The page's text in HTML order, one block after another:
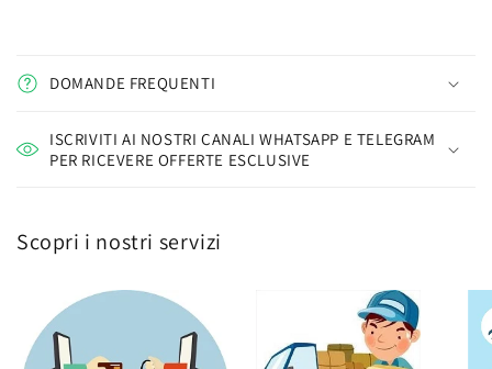
DOMANDE FREQUENTI
ISCRIVITI AI NOSTRI CANALI WHATSAPP E TELEGRAM
PER RICEVERE OFFERTE ESCLUSIVE
Scopri i nostri servizi